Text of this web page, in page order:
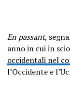
En passant,
anno in cui in
occidentali nel
l’Occidente e